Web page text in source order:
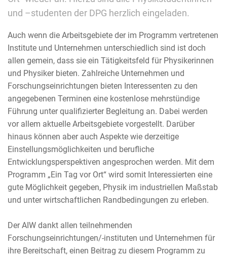
und –studenten der DPG herzlich eingeladen.
Auch wenn die Arbeitsgebiete der im Programm vertretenen
Institute und Unternehmen unterschiedlich sind ist doch
allen gemein, dass sie ein Tätigkeitsfeld für Physikerinnen
und Physiker bieten. Zahlreiche Unternehmen und
Forschungseinrichtungen bieten Interessenten zu den
angegebenen Terminen eine kostenlose mehrstündige
Führung unter qualifizierter Begleitung an. Dabei werden
vor allem aktuelle Arbeitsgebiete vorgestellt. Darüber
hinaus können aber auch Aspekte wie derzeitige
Einstellungsmöglichkeiten und berufliche
Entwicklungsperspektiven angesprochen werden. Mit dem
Programm „Ein Tag vor Ort“ wird somit Interessierten eine
gute Möglichkeit gegeben, Physik im industriellen Maßstab
und unter wirtschaftlichen Randbedingungen zu erleben.
Der AIW dankt allen teilnehmenden
Forschungseinrichtungen/-instituten und Unternehmen für
ihre Bereitschaft, einen Beitrag zu diesem Programm zu